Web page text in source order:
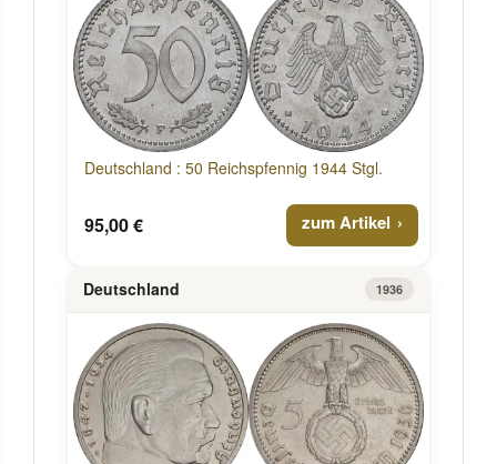
Deutschland : 50 Reichspfennig 1944 Stgl.
95,00 € zum Artikel
Deutschland 1936